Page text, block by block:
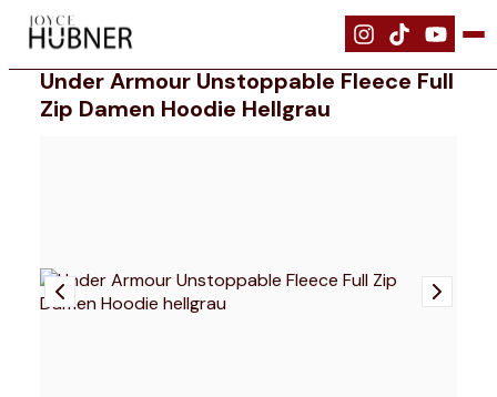
| Bekleidung Under Armour Unstoppable Fleece Full Zip Damen
Under Armour Unstoppable Fleece Full
Zip Damen Hoodie Hellgrau